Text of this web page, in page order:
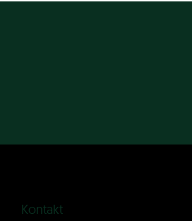
Kontakt